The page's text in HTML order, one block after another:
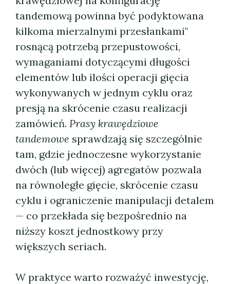
tandemową powinna być podyktowana
kilkoma mierzalnymi przesłankami"
rosnącą potrzebą przepustowości,
wymaganiami dotyczącymi długości
elementów lub ilości operacji gięcia
wykonywanych w jednym cyklu oraz
presją na skrócenie czasu realizacji
zamówień. Prasy krawędziowe
tandemowe sprawdzają się szczególnie
tam, gdzie jednoczesne wykorzystanie
dwóch (lub więcej) agregatów pozwala
na równoległe gięcie, skrócenie czasu
cyklu i ograniczenie manipulacji detalem
— co przekłada się bezpośrednio na
niższy koszt jednostkowy przy
większych seriach.
W praktyce warto rozważyć inwestycję,